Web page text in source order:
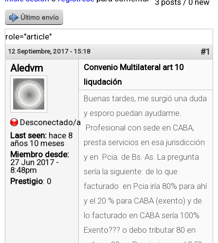
3 posts / 0 new
Último envío
role="article"
12 Septiembre, 2017 - 15:18 #1
Aledvm
Desconectado/a
Last seen: hace 8
años 10 meses
Miembro desde:
27 Jun 2017 -
8:48pm
Prestigio: 0
Convenio Multilateral art 10
liqudación
Buenas tardes, me surgió una duda
y esporo puedan ayudarme.
Profesional con sede en CABA,
presta servicios en esa jurisdicción
y en Pcia. de Bs. As. La pregunta
sería la siguiente: de lo que
facturado en Pcia iría 80% para ahí
y el 20 % para CABA (exento) y de
lo facturado en CABA sería 100%
Exento??? o debo tributar 80 en